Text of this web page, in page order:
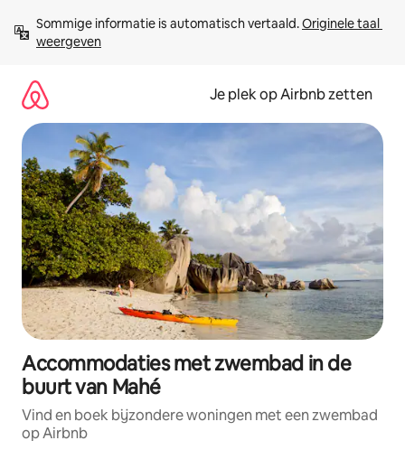
direct
naar
Sommige informatie is automatisch vertaald. Originele taal
weergeven
Je plek op Airbnb zetten
Accommodaties met zwembad in de
buurt van Mahé
Vind en boek bijzondere woningen met een zwembad
op Airbnb